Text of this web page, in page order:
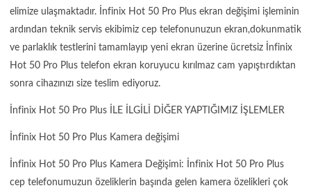
elimize ulaşmaktadır. İnfinix Hot 50 Pro Plus ekran değişimi işleminin
ardından teknik servis ekibimiz cep telefonunuzun ekran,dokunmatik
ve parlaklık testlerini tamamlayıp yeni ekran üzerine ücretsiz İnfinix
Hot 50 Pro Plus telefon ekran koruyucu kırılmaz cam yapıştırdıktan
sonra cihazınızı size teslim ediyoruz.
İnfinix Hot 50 Pro Plus İLE İLGİLİ DİĞER YAPTIĞIMIZ İŞLEMLER
İnfinix Hot 50 Pro Plus Kamera değişimi
İnfinix Hot 50 Pro Plus Kamera Değişimi: İnfinix Hot 50 Pro Plus
cep telefonumuzun özeliklerin başında gelen kamera özelikleri çok